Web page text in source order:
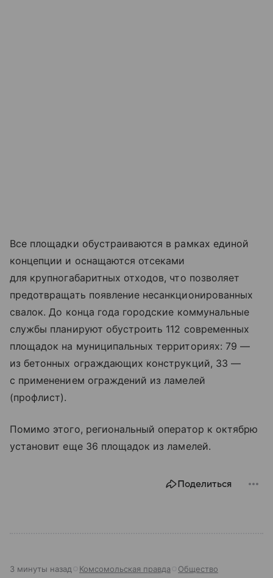
Все площадки обустраиваются в рамках единой
концепции и оснащаются отсеками
для крупногабаритных отходов, что позволяет
предотвращать появление несанкционированных
свалок. До конца года городские коммунальные
службы планируют обустроить 112 современных
площадок на муниципальных территориях: 79 —
из бетонных ограждающих конструкций, 33 —
с применением ограждений из ламелей
(профлист).
Помимо этого, региональный оператор к октябрю
установит еще 36 площадок из ламелей.
Поделиться
3 минуты назад Комсомольская правда Общество